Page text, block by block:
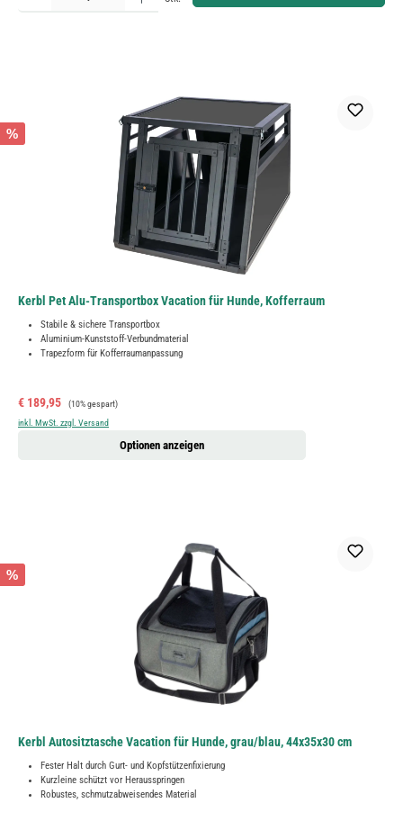
%
Kerbl Pet Alu-Transportbox Vacation für Hunde, Kofferraum
Stabile & sichere Transportbox
Aluminium-Kunststoff-Verbundmaterial
Trapezform für Kofferraumanpassung
Verkaufspreis:
€ 189,95 Regulärer Preis:
(10% gespart)
inkl. MwSt. zzgl. Versand
Optionen anzeigen
%
Kerbl Autositztasche Vacation für Hunde, grau/blau, 44x35x30 cm
Fester Halt durch Gurt- und Kopfstützenfixierung
Kurzleine schützt vor Herausspringen
Robustes, schmutzabweisendes Material